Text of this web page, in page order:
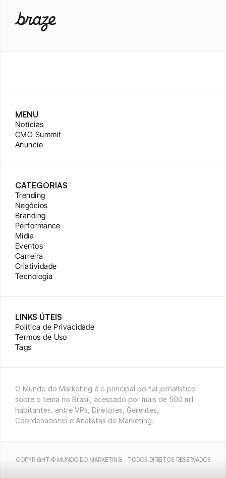
MENU
Notícias
CMO Summit
Anuncie
CATEGORIAS
Trending
Negócios
Branding
Performance
Mídia
Eventos
Carreira
Criatividade
Tecnologia
LINKS ÚTEIS
Política de Privacidade
Termos de Uso
Tags
O Mundo do Marketing é o principal portal jornalístico
sobre o tema no Brasil, acessado por mais de 500 mil
habitantes, entre VPs, Diretores, Gerentes,
Coordenadores e Analistas de Marketing.
COPYRIGHT © MUNDO DO MARKETING - TODOS DIREITOS RESERVADOS